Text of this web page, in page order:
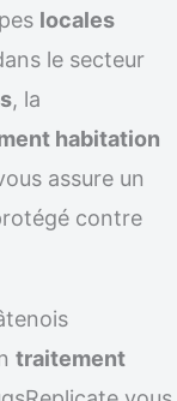
locales
le secteur
, la
habitation
assure un
contre
traitement